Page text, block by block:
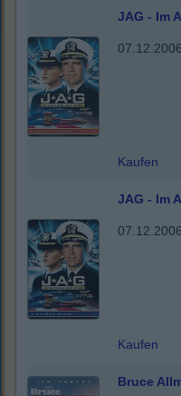
JAG - Im
07.12.2006
Kaufen
JAG - Im
07.12.2006
Kaufen
Bruce